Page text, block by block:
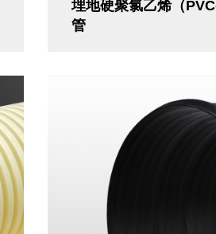
埋地硬聚氯乙烯（
管